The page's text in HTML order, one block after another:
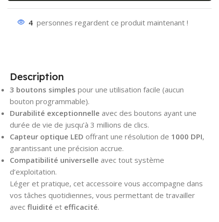
4 personnes regardent ce produit maintenant !
Description
3 boutons simples pour une utilisation facile (aucun
bouton programmable).
Durabilité exceptionnelle avec des boutons ayant une
durée de vie de jusqu’à 3 millions de clics.
Capteur optique LED offrant une résolution de 1000 DPI,
garantissant une précision accrue.
Compatibilité universelle avec tout système
d’exploitation.
Léger et pratique, cet accessoire vous accompagne dans
vos tâches quotidiennes, vous permettant de travailler
avec fluidité et efficacité.